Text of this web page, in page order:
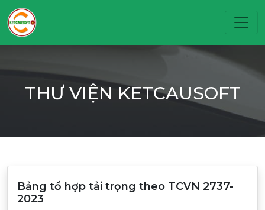
THƯ VIỆN KETCAUSOFT
Bảng tổ hợp tải trọng theo TCVN 2737-
2023